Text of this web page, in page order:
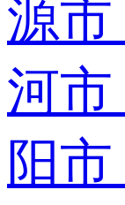
源市
河市
阳市